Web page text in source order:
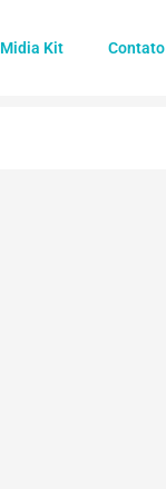
Midia Kit Contato